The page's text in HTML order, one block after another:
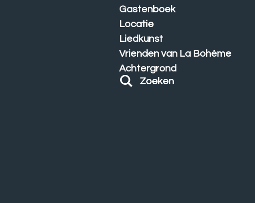
Gastenboek
Locatie
Liedkunst
Vrienden van La Bohème
Achtergrond
Zoeken